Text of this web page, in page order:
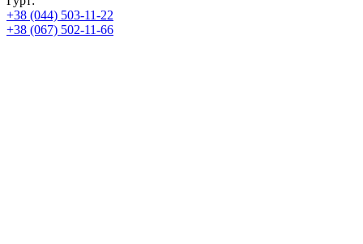
+38 (044) 503-11-22
+38 (067) 502-11-66